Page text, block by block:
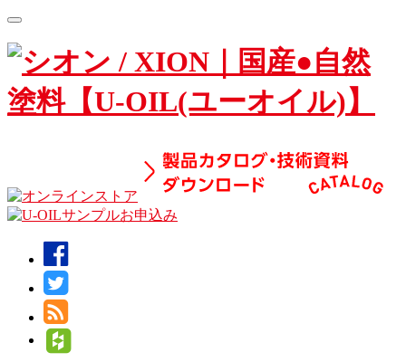
Toggle
navigation